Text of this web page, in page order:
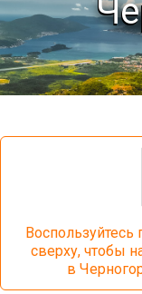
сверху, чтобы
в